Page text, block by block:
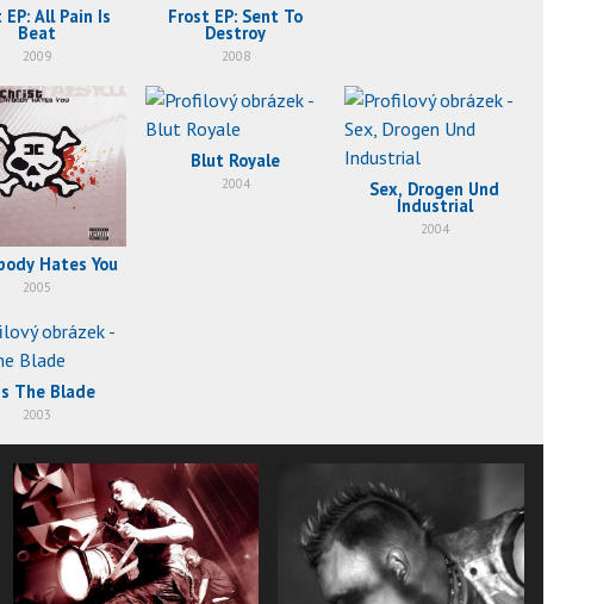
All Pain Is
Beat
2009
Frost EP: Sent To
Destroy
2008
Hates You
2005
Blut Royale
2004 Sex, Drogen Und
Industrial
2004
The Blade
2003